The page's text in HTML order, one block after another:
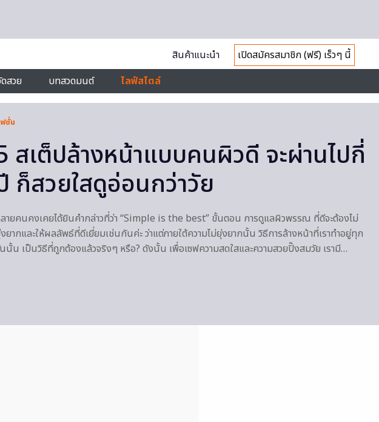
สินค้าแนะนำ
เปิดสมัครสมาชิก (ฟรี) เร็วๆ นี้
สวย บทสวดมนต์ ไลฟ์สไตล์
ชั่น
สเต็ปล้างหน้าแบบคนผิวดี จะผ่านไปกี่
ก็สวยใสดูอ่อนกว่าวัย
ายคนคงเคยได้ยินคำกล่าวที่ว่า “Simple is the best” ขั้นตอน การดูแลผิวพรรณ ที่ดีจะต้องไม่
ยากและให้ผลลัพธ์ที่ดีเยี่ยมเช่นกันค่ะ ว่าแต่ภายใต้ความไม่ยุ่งยากนั้น วิธีการล้างหน้าที่เราทำอยู่ทุก
นั้น เป็นวิธีที่ถูกต้องแล้วจริงๆ หรือ? ดังนั้น เพื่อเซฟความสดใสและความสวยปิ๊งสมวัย เรามี…